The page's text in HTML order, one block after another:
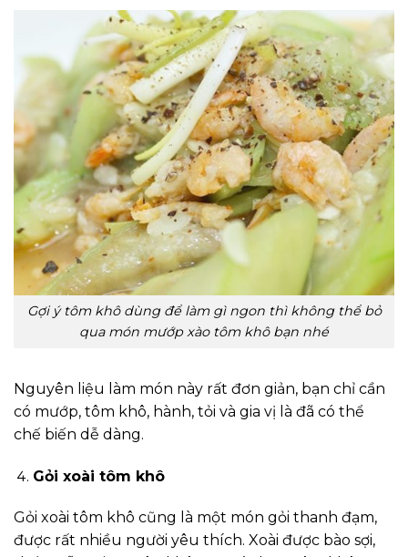
Gợi ý tôm khô dùng để làm gì ngon thì không thể bỏ
qua món mướp xào tôm khô bạn nhé
Nguyên liệu làm món này rất đơn giản, bạn chỉ cần
có mướp, tôm khô, hành, tỏi và gia vị là đã có thể
chế biến dễ dàng.
Gỏi xoài tôm khô
Gỏi xoài tôm khô cũng là một món gỏi thanh đạm,
được rất nhiều người yêu thích. Xoài được bào sợi,